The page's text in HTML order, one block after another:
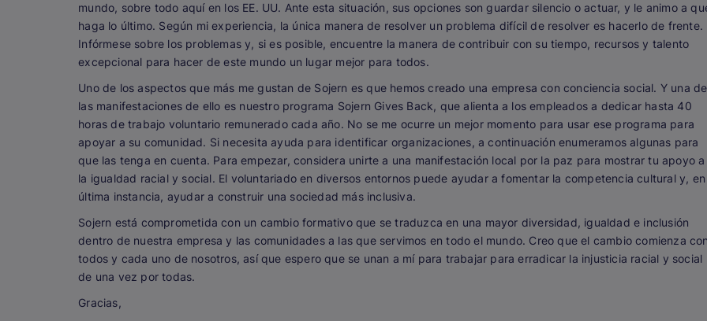
mundo, sobre todo aquí en los EE. UU. Ante esta situación, sus opciones son guardar silencio o actuar, y le animo a
haga lo último. Según mi experiencia, la única manera de resolver un problema difícil de resolver es hacerlo de frente.
Infórmese sobre los problemas y, si es posible, encuentre la manera de contribuir con su tiempo, recursos y talento
excepcional para hacer de este mundo un lugar mejor para todos.
Uno de los aspectos que más me gustan de Sojern es que hemos creado una empresa con conciencia social. Y una de
las manifestaciones de ello es nuestro programa Sojern Gives Back, que alienta a los empleados a dedicar hasta 40
horas de trabajo voluntario remunerado cada año. No se me ocurre un mejor momento para usar ese programa para
apoyar a su comunidad. Si necesita ayuda para identificar organizaciones, a continuación enumeramos algunas para
que las tenga en cuenta. Para empezar, considera unirte a una manifestación local por la paz para mostrar tu apoyo a
la igualdad racial y social. El voluntariado en diversos entornos puede ayudar a fomentar la competencia cultural y, en
última instancia, ayudar a construir una sociedad más inclusiva.
Sojern está comprometida con un cambio formativo que se traduzca en una mayor diversidad, igualdad e inclusión
dentro de nuestra empresa y las comunidades a las que servimos en todo el mundo. Creo que el cambio comienza con
todos y cada uno de nosotros, así que espero que se unan a mí para trabajar para erradicar la injusticia racial y social
de una vez por todas.
Gracias,